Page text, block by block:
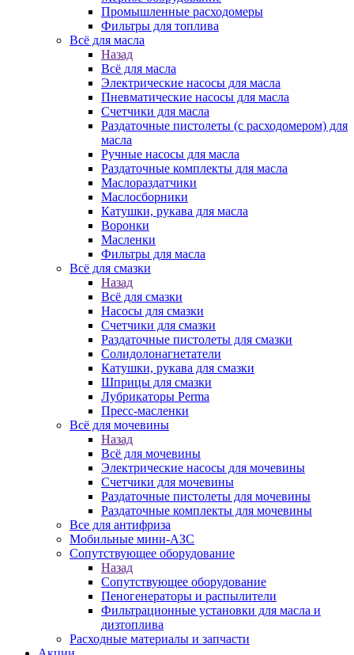
Промышленные расходомеры
Фильтры для топлива
Всё для масла
Назад
Всё для масла
Электрические насосы для масла
Пневматические насосы для масла
Счетчики для масла
Раздаточные пистолеты (с расходомером) для
масла
Ручные насосы для масла
Раздаточные комплекты для масла
Маслораздатчики
Маслосборники
Катушки, рукава для масла
Воронки
Масленки
Фильтры для масла
Всё для смазки
Назад
Всё для смазки
Насосы для смазки
Счетчики для смазки
Раздаточные пистолеты для смазки
Солидолонагнетатели
Катушки, рукава для смазки
Шприцы для смазки
Лубрикаторы Perma
Пресс-масленки
Всё для мочевины
Назад
Всё для мочевины
Электрические насосы для мочевины
Счетчики для мочевины
Раздаточные пистолеты для мочевины
Раздаточные комплекты для мочевины
Все для антифриза
Мобильные мини-АЗС
Сопутствующее оборудование
Назад
Сопутствующее оборудование
Пеногенераторы и распылители
Фильтрационные установки для масла и
дизтоплива
Расходные материалы и запчасти